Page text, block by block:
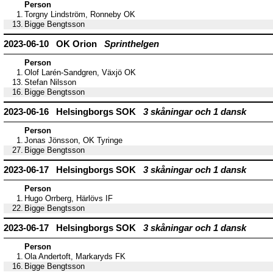
Person
1.
Torgny Lindström, Ronneby OK
13. Bigge Bengtsson
2023-06-10 OK Orion Sprinthelgen
Person
1. Olof Larén-Sandgren, Växjö OK
13. Stefan Nilsson
16. Bigge Bengtsson
2023-06-16 Helsingborgs SOK 3 skåningar och 1 dansk
Person
1. Jonas Jönsson, OK Tyringe
27. Bigge Bengtsson
2023-06-17 Helsingborgs SOK 3 skåningar och 1 dansk
Person
1. Hugo Orrberg, Härlövs IF
22. Bigge Bengtsson
2023-06-17 Helsingborgs SOK 3 skåningar och 1 dansk
Person
1. Ola Andertoft, Markaryds FK
16. Bigge Bengtsson